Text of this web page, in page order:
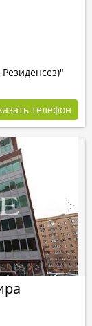
телефон